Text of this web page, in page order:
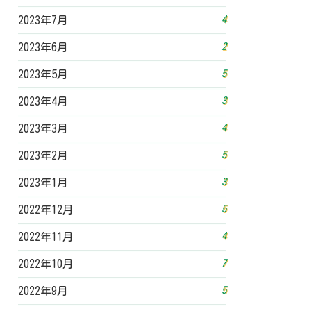
2023年7月 4
2023年6月 2
2023年5月 5
2023年4月 3
2023年3月 4
2023年2月 5
2023年1月 3
2022年12月 5
2022年11月 4
2022年10月 7
2022年9月 5